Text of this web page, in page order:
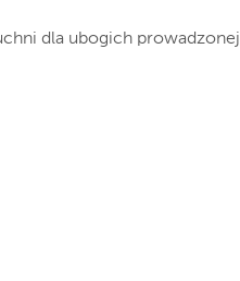
dla ubogich prowadzonej